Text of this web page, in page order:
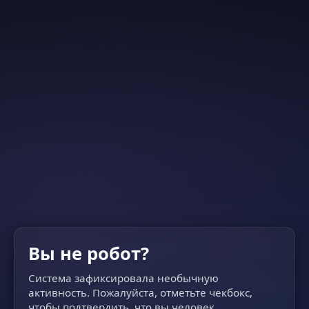
Вы не робот?
Система зафиксировала необычную
активность. Пожалуйста, отметьте чекбокс,